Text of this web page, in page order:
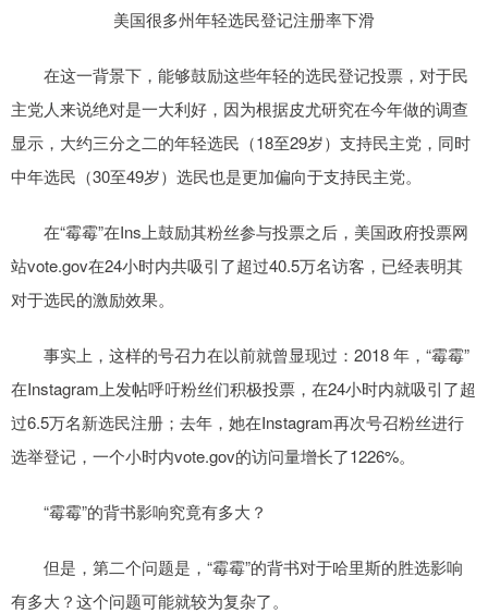
美国很多州年轻选民登记注册率下滑
在这一背景下，能够鼓励这些年轻的选民登记投票，对于民
主党人来说绝对是一大利好，因为根据皮尤研究在今年做的调查
显示，大约三分之二的年轻选民（18至29岁）支持民主党，同时
中年选民（30至49岁）选民也是更加偏向于支持民主党。
在“霉霉”在Ins上鼓励其粉丝参与投票之后，美国政府投票网
站vote.gov在24小时内共吸引了超过40.5万名访客，已经表明其
对于选民的激励效果。
事实上，这样的号召力在以前就曾显现过：2018 年，“霉霉”
在Instagram上发帖呼吁粉丝们积极投票，在24小时内就吸引了超
过6.5万名新选民注册；去年，她在Instagram再次号召粉丝进行
选举登记，一个小时内vote.gov的访问量增长了1226%。
“霉霉”的背书影响究竟有多大？
但是，第二个问题是，“霉霉”的背书对于哈里斯的胜选影响
有多大？这个问题可能就较为复杂了。